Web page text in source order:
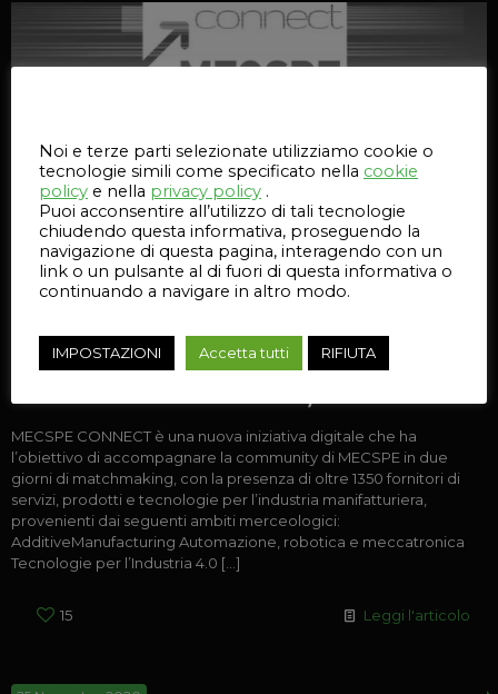
MECSPE CONNECT Il 2 e 3 Dicembre, Selltek c’è!
MECSPE CONNECT è una nuova iniziativa digitale che ha
l’obiettivo di accompagnare la community di MECSPE in due
giorni di matchmaking, con la presenza di oltre 1350 fornitori di
servizi, prodotti e tecnologie per l’industria manifatturiera,
provenienti dai seguenti ambiti merceologici:
AdditiveManufacturing Automazione, robotica e meccatronica
Tecnologie per l’Industria 4.0 […]
15 Leggi l'articolo
Noi e terze parti selezionate utilizziamo cookie o
tecnologie simili come specificato nella cookie
policy e nella privacy policy .
Puoi acconsentire all’utilizzo di tali tecnologie
chiudendo questa informativa, proseguendo la
navigazione di questa pagina, interagendo con un
link o un pulsante al di fuori di questa informativa o
continuando a navigare in altro modo.
IMPOSTAZIONI Accetta tutti RIFIUTA